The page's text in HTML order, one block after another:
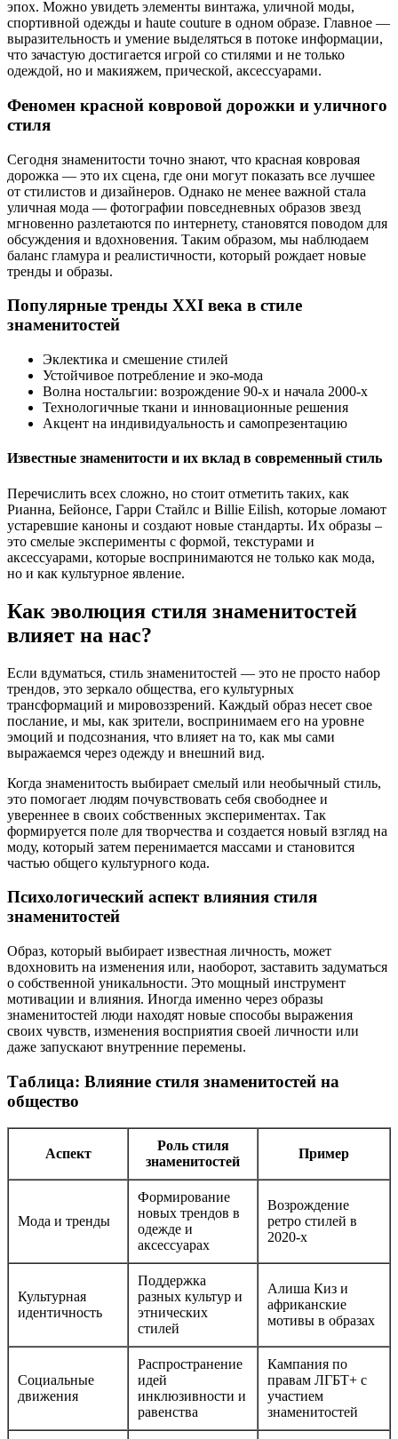
эпох. Можно увидеть элементы винтажа, уличной моды,
спортивной одежды и haute couture в одном образе. Главное —
выразительность и умение выделяться в потоке информации,
что зачастую достигается игрой со стилями и не только
одеждой, но и макияжем, прической, аксессуарами.
Феномен красной ковровой дорожки и уличного
стиля
Сегодня знаменитости точно знают, что красная ковровая
дорожка — это их сцена, где они могут показать все лучшее
от стилистов и дизайнеров. Однако не менее важной стала
уличная мода — фотографии повседневных образов звезд
мгновенно разлетаются по интернету, становятся поводом для
обсуждения и вдохновения. Таким образом, мы наблюдаем
баланс гламура и реалистичности, который рождает новые
тренды и образы.
Популярные тренды XXI века в стиле
знаменитостей
Эклектика и смешение стилей
Устойчивое потребление и эко-мода
Волна ностальгии: возрождение 90-х и начала 2000-х
Технологичные ткани и инновационные решения
Акцент на индивидуальность и самопрезентацию
Известные знаменитости и их вклад в современный стиль
Перечислить всех сложно, но стоит отметить таких, как
Рианна, Бейонсе, Гарри Стайлс и Billie Eilish, которые ломают
устаревшие каноны и создают новые стандарты. Их образы –
это смелые эксперименты с формой, текстурами и
аксессуарами, которые воспринимаются не только как мода,
но и как культурное явление.
Как эволюция стиля знаменитостей
влияет на нас?
Если вдуматься, стиль знаменитостей — это не просто набор
трендов, это зеркало общества, его культурных
трансформаций и мировоззрений. Каждый образ несет свое
послание, и мы, как зрители, воспринимаем его на уровне
эмоций и подсознания, что влияет на то, как мы сами
выражаемся через одежду и внешний вид.
Когда знаменитость выбирает смелый или необычный стиль,
это помогает людям почувствовать себя свободнее и
увереннее в своих собственных экспериментах. Так
формируется поле для творчества и создается новый взгляд на
моду, который затем перенимается массами и становится
частью общего культурного кода.
Психологический аспект влияния стиля
знаменитостей
Образ, который выбирает известная личность, может
вдохновить на изменения или, наоборот, заставить задуматься
о собственной уникальности. Это мощный инструмент
мотивации и влияния. Иногда именно через образы
знаменитостей люди находят новые способы выражения
своих чувств, изменения восприятия своей личности или
даже запускают внутренние перемены.
Таблица: Влияние стиля знаменитостей на
общество
Аспект
Роль стиля
знаменитостей
Пример
Мода и тренды
Формирование
новых трендов в
одежде и
аксессуарах
Возрождение
ретро стилей в
2020-х
Культурная
идентичность
Поддержка
разных культур и
этнических
стилей
Алиша Киз и
африканские
мотивы в образах
Социальные
движения
Распространение
идей
инклюзивности и
равенства
Кампания по
правам ЛГБТ+ с
участием
знаменитостей